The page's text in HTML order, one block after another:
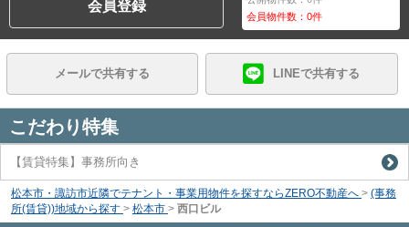
会員登録
会員物件数：0件
メールで共有する LINEで共有する
こだわり特集
【賃貸特集】事務所向き
松本市・諏訪市近隣でテナント・事業用物件を探すならZERO不動産へ > (事務
所(賃貸))地域から探す > 松本市 > 西口ビル